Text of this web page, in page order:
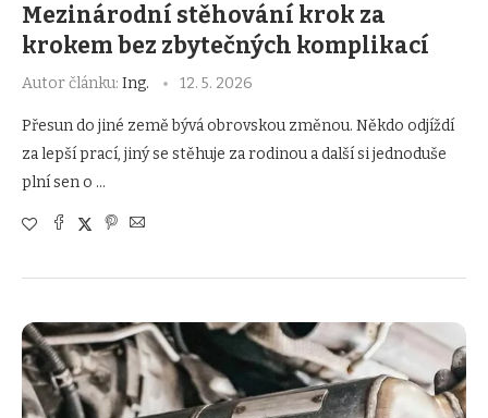
Mezinárodní stěhování krok za
krokem bez zbytečných komplikací
Autor článku: Ing. 12. 5. 2026
Přesun do jiné země bývá obrovskou změnou. Někdo odjíždí
za lepší prací, jiný se stěhuje za rodinou a další si jednoduše
plní sen o …